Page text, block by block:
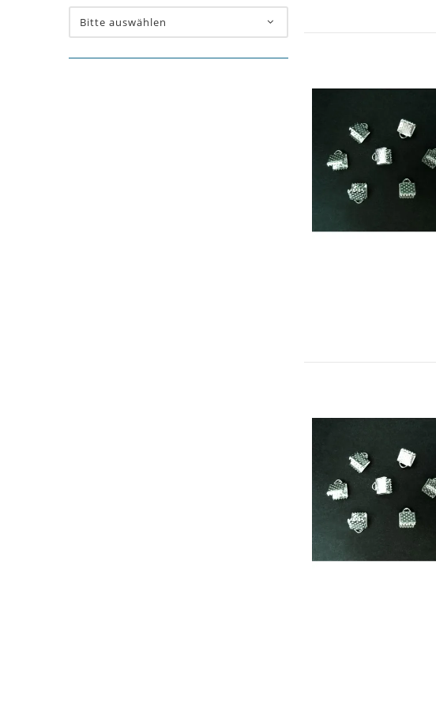
Bitte auswählen